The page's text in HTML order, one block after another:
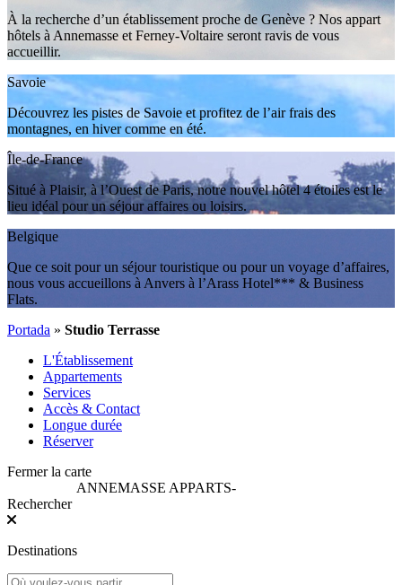
À la recherche d’un établissement proche de Genève ? Nos appart
hôtels à Annemasse et Ferney-Voltaire seront ravis de vous
accueillir.
Savoie
Découvrez les pistes de Savoie et profitez de l’air frais des
montagnes, en hiver comme en été.
Île-de-France
Situé à Plaisir, à l’Ouest de Paris, notre nouvel hôtel 4 étoiles est le
lieu idéal pour un séjour affaires ou loisirs.
Belgique
Que ce soit pour un séjour touristique ou pour un voyage d’affaires,
nous vous accueillons à Anvers à l’Arass Hotel*** & Business
Flats.
Portada » Studio Terrasse
L'Établissement
Appartements
Services
Accès & Contact
Longue durée
Réserver
Fermer la carte
ANNEMASSE APPARTS-
Rechercher
Destinations